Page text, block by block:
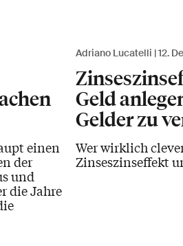
einen
der
und
die Jahre
Adriano Lucatelli 12.
Geld
Gelder zu
Wer wirklich
Zinseszinseffekt